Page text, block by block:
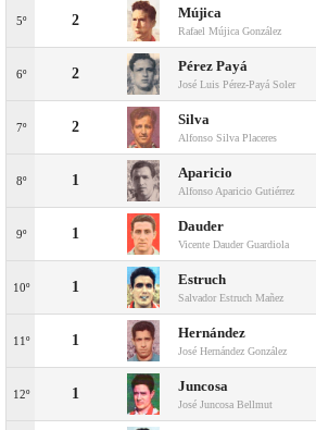
5º 2 Mújica
Rafael Mújica González
6º 2 Pérez Payá
José Luis Pérez-Payá Soler
7º 2 Silva
Alfonso Silva Placeres
8º 1 Aparicio
Alfonso Aparicio Gutiérrez
9º 1 Dauder
Vicente Dauder Guardiola
10º 1 Estruch
Salvador Estruch Mañez
11º 1 Hernández
José Hernández González
12º 1 Juncosa
José Juncosa Bellmut